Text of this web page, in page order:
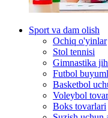
Sport va dam olish
Ochiq o'yinlar
Stol tennisi
Gimnastika
Futbol
Basketbol
Voleybol
Boks tovarlari